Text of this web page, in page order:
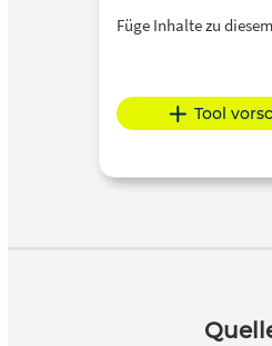
Füge Inhalte zu
Tool